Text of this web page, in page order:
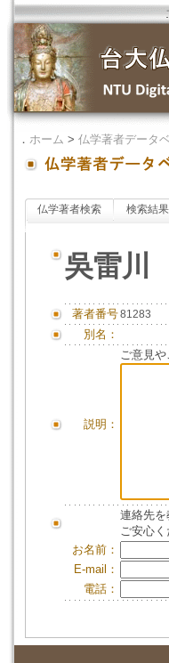
． ホーム > 仏学著者データ
仏学著者検索 検索結果
吳雷川
著者番号81283
別名：
説明：
ご意見
連絡先
ご安心く
お名前：
E-mail：
電話：